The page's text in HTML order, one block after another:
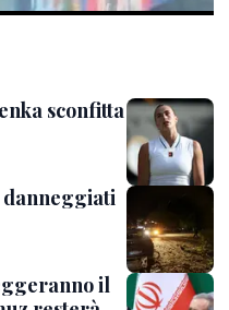
sconfitta
danneggiati
il